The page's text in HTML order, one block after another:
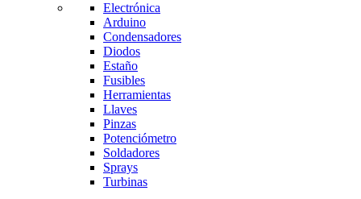
Electrónica
Arduino
Condensadores
Diodos
Estaño
Fusibles
Herramientas
Llaves
Pinzas
Potenciómetro
Soldadores
Sprays
Turbinas